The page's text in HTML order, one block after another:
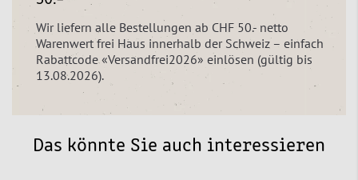
Wir liefern alle Bestellungen ab CHF 50.- netto
Warenwert frei Haus innerhalb der Schweiz – einfach
Rabattcode «Versandfrei2026» einlösen (gültig bis
13.08.2026).
Das könnte Sie auch interessieren